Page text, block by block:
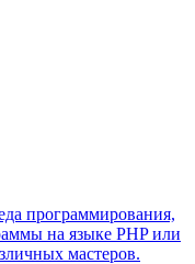
программирования,
на языке PHP или
мастеров.